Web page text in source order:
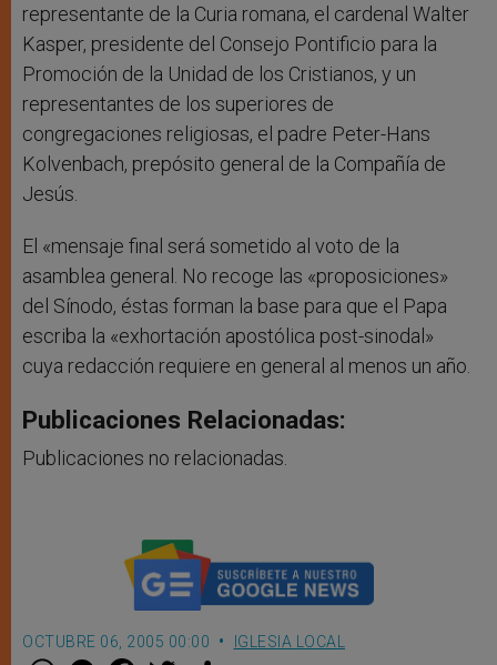
representante de la Curia romana, el cardenal Walter
Kasper, presidente del Consejo Pontificio para la
Promoción de la Unidad de los Cristianos, y un
representantes de los superiores de
congregaciones religiosas, el padre Peter-Hans
Kolvenbach, prepósito general de la Compañía de
Jesús.
El «mensaje final será sometido al voto de la
asamblea general. No recoge las «proposiciones»
del Sínodo, éstas forman la base para que el Papa
escriba la «exhortación apostólica post-sinodal»
cuya redacción requiere en general al menos un año.
Publicaciones Relacionadas:
Publicaciones no relacionadas.
OCTUBRE 06, 2005 00:00 IGLESIA LOCAL